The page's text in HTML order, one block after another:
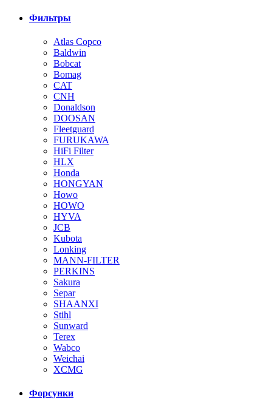
Фильтры
Atlas Copco
Baldwin
Bobcat
Bomag
CAT
CNH
Donaldson
DOOSAN
Fleetguard
FURUKAWA
HiFi Filter
HLX
Honda
HONGYAN
Howo
HOWO
HYVA
JCB
Kubota
Lonking
MANN-FILTER
PERKINS
Sakura
Separ
SHAANXI
Stihl
Sunward
Terex
Wabco
Weichai
XCMG
Форсунки